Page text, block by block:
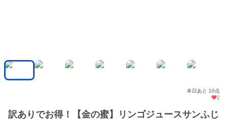
本日あと 10点
2
訳ありでお得！【金の蜜】リンゴジュースサンふじ